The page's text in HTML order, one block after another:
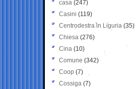
casa (247)
Casini (119)
Centrodestra in Liguria (35)
Chiesa (276)
Cina (10)
Comune (342)
Coop (7)
Cossiga (7)